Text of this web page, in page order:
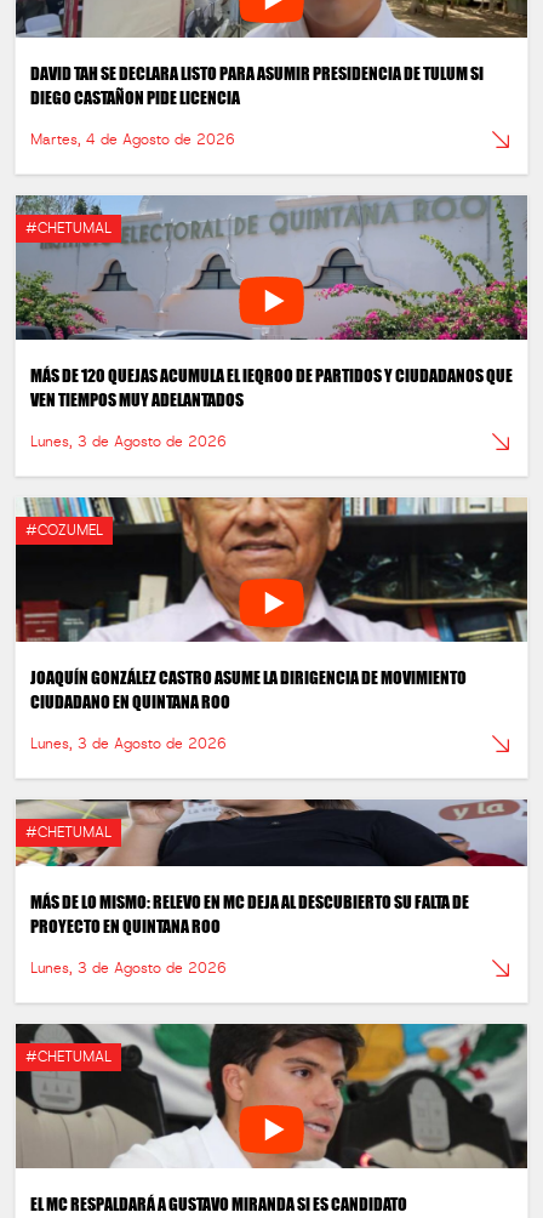
DAVID TAH SE DECLARA LISTO PARA ASUMIR PRESIDENCIA DE TULUM SI
DIEGO CASTAÑON PIDE LICENCIA
Martes, 4 de Agosto de 2026
#CHETUMAL
MÁS DE 120 QUEJAS ACUMULA EL IEQROO DE PARTIDOS Y CIUDADANOS QUE
VEN TIEMPOS MUY ADELANTADOS
Lunes, 3 de Agosto de 2026
#COZUMEL
JOAQUÍN GONZÁLEZ CASTRO ASUME LA DIRIGENCIA DE MOVIMIENTO
CIUDADANO EN QUINTANA ROO
Lunes, 3 de Agosto de 2026
#CHETUMAL
MÁS DE LO MISMO: RELEVO EN MC DEJA AL DESCUBIERTO SU FALTA DE
PROYECTO EN QUINTANA ROO
Lunes, 3 de Agosto de 2026
#CHETUMAL
EL MC RESPALDARÁ A GUSTAVO MIRANDA SI ES CANDIDATO